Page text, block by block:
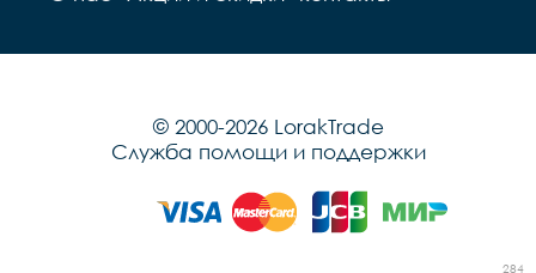
© 2000-2026 LorakTrade
Служба помощи и поддержки
284